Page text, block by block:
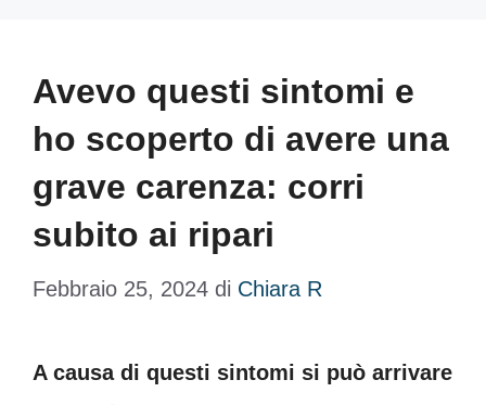
Avevo questi sintomi e
ho scoperto di avere una
grave carenza: corri
subito ai ripari
Febbraio 25, 2024 di Chiara R
A causa di questi sintomi si può arrivare